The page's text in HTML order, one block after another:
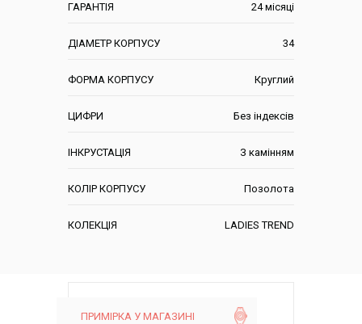
ГАРАНТІЯ 24 місяці
ДІАМЕТР КОРПУСУ 34
ФОРМА КОРПУСУ Круглий
ЦИФРИ Без індексів
ІНКРУСТАЦІЯ З камінням
КОЛІР КОРПУСУ Позолота
КОЛЕКЦІЯ LADIES TREND
ПРИМІРКА У МАГАЗИНІ